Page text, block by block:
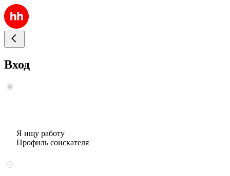
Вход
Я ищу работу
Профиль соискателя